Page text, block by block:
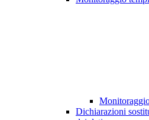
Dichiarazioni